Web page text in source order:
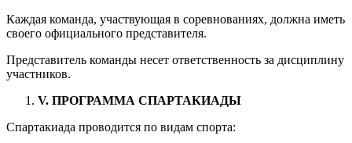
Каждая команда, участвующая в соревнованиях, должна иметь
своего официального представителя.
Представитель команды несет ответственность за дисциплину
участников.
V. ПРОГРАММА СПАРТАКИАДЫ
Спартакиада проводится по видам спорта: